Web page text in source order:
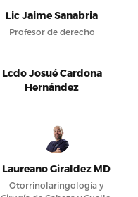
Lic Jaime Sanabria
Profesor de derecho
Lcdo Josué Cardona
Hernández
Laureano Giraldez MD
Otorrinolaringología y